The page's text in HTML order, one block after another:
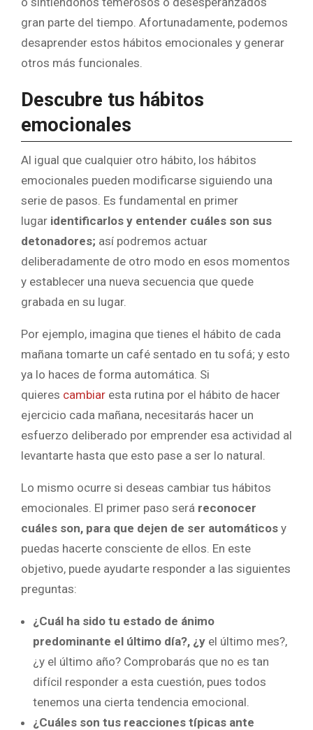
gran parte del tiempo. Afortunadamente, podemos
desaprender estos hábitos emocionales y generar
otros más funcionales.
Descubre tus hábitos
emocionales
Al igual que cualquier otro hábito, los hábitos
emocionales pueden modificarse siguiendo una
serie de pasos. Es fundamental en primer
lugar identificarlos y entender cuáles son sus
detonadores; así podremos actuar
deliberadamente de otro modo en esos momentos
y establecer una nueva secuencia que quede
grabada en su lugar.
Por ejemplo, imagina que tienes el hábito de cada
mañana tomarte un café sentado en tu sofá; y esto
ya lo haces de forma automática. Si
quieres cambiar esta rutina por el hábito de hacer
ejercicio cada mañana, necesitarás hacer un
esfuerzo deliberado por emprender esa actividad al
levantarte hasta que esto pase a ser lo natural.
Lo mismo ocurre si deseas cambiar tus hábitos
emocionales. El primer paso será reconocer
cuáles son, para que dejen de ser automáticos y
puedas hacerte consciente de ellos. En este
objetivo, puede ayudarte responder a las siguientes
preguntas:
¿Cuál ha sido tu estado de ánimo
predominante el último día?, ¿y el último mes?,
¿y el último año? Comprobarás que no es tan
difícil responder a esta cuestión, pues todos
tenemos una cierta tendencia emocional.
¿Cuáles son tus reacciones típicas ante